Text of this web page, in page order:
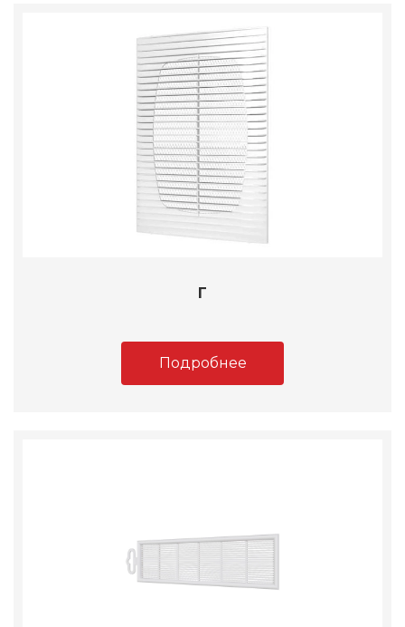
Г
Подробнее